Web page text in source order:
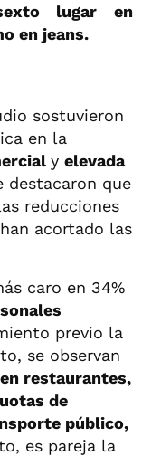
lugar en
en jeans.
sostuvieron
en la
y elevada
destacaron que
reducciones
acortado las
caro en 34%
previo la
se observan
restaurantes,
de
público,
es pareja la